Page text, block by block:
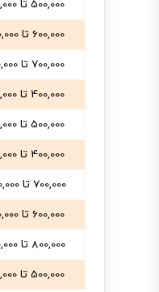
500,000 تا 1,500,000
600,000 تا 2,000,000
700,000 تا 2,000,000
400,000 تا 1,200,000
500,000 تا 1,500,000
400,000 تا 1,200,000
700,000 تا 2,500,000
600,000 تا 2,000,000
800,000 تا 3,000,000
500,000 تا 1,500,000